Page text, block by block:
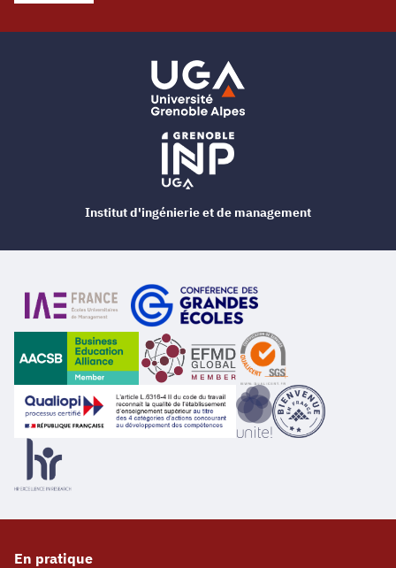
En pratique
Institut d'ingénierie et de management